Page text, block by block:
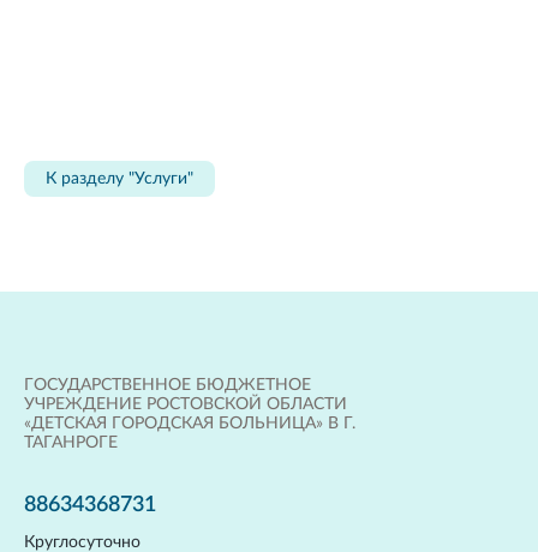
К разделу "Услуги"
ГОСУДАРСТВЕННОЕ БЮДЖЕТНОЕ
УЧРЕЖДЕНИЕ РОСТОВСКОЙ ОБЛАСТИ
«ДЕТСКАЯ ГОРОДСКАЯ БОЛЬНИЦА» В Г.
ТАГАНРОГЕ
88634368731
Круглосуточно